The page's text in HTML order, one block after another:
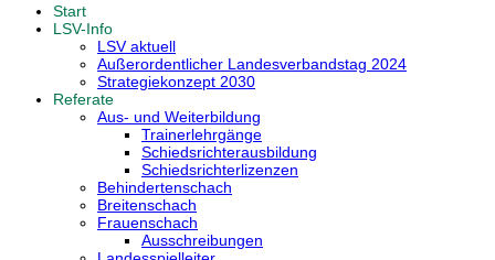
Start
LSV-Info
LSV aktuell
Außerordentlicher Landesverbandstag 2024
Strategiekonzept 2030
Referate
Aus- und Weiterbildung
Trainerlehrgänge
Schiedsrichterausbildung
Schiedsrichterlizenzen
Behindertenschach
Breitenschach
Frauenschach
Ausschreibungen